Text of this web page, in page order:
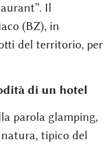
Il
(BZ), in
del territorio, per
di un hotel
parola glamping,
tipico del